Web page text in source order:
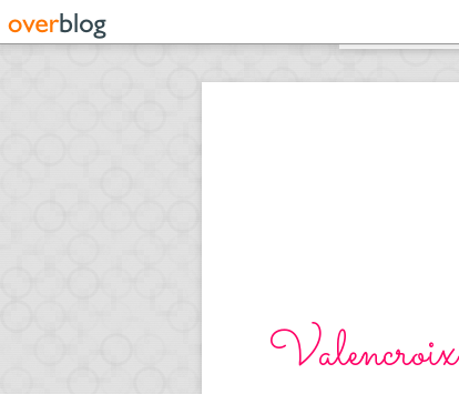
Valencroix